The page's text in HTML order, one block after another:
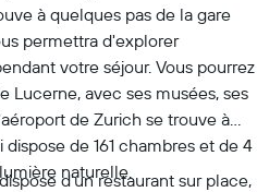
à quelques pas de la gare
permettra d'explorer
votre séjour. Vous pourrez
Lucerne, avec ses musées, ses
de Zurich se trouve à
de 161 chambres et de 4
naturelle.
d'un restaurant sur place,